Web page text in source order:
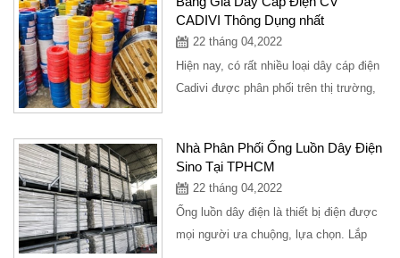
CADIVI Thông Dụng nhất
22 tháng 04,2022
Hiện nay, có rất nhiều loại dây cáp điện
Cadivi được phân phối trên thị trường,
Nhà Phân Phối Ống Luồn Dây Điện
Sino Tại TPHCM
22 tháng 04,2022
Ống luồn dây điện là thiết bị điện được
mọi người ưa chuộng, lựa chọn. Lắp